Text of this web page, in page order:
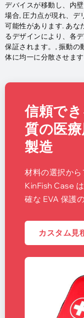
デバイスが移動し、内
場合, 圧力点が現れ、デ
可能性があります. あな
るデザインにより、各
保証されます。, 振動の
体に均一に分散させま
信頼で
質の医
製造
材料の選択か
KinFish Case
確な EVA 保護
カスタム見